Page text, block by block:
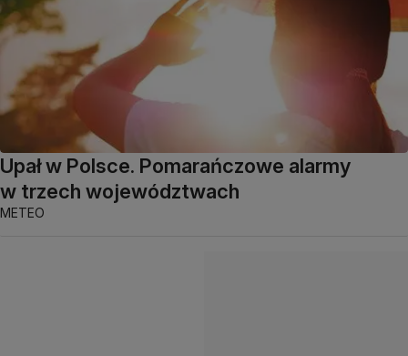
Upał w Polsce. Pomarańczowe alarmy
w trzech województwach
METEO